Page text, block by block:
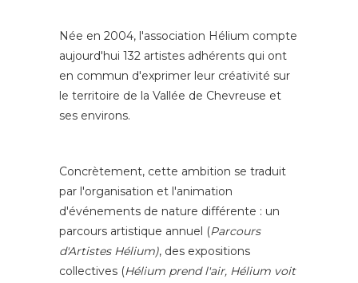
Née en 2004, l'association Hélium compte
aujourd'hui 132 artistes adhérents qui ont
en commun d'exprimer leur créativité sur
le territoire de la Vallée de Chevreuse et
ses environs.
Concrètement, cette ambition se traduit
par l'organisation et l'animation
d'événements de nature différente : un
parcours artistique annuel (Parcours
d'Artistes Hélium), des expositions
collectives (Hélium prend l'air, Hélium voit